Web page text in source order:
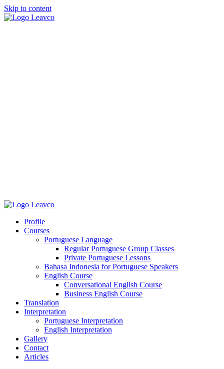
Skip to content
Profile
Courses
Portuguese Language
Regular Portuguese Group Classes
Private Portuguese Lessons
Bahasa Indonesia for Portuguese Speakers
English Course
Conversational English Course
Business English Course
Translation
Interpretation
Portuguese Interpretation
English Interpretation
Gallery
Contact
Articles